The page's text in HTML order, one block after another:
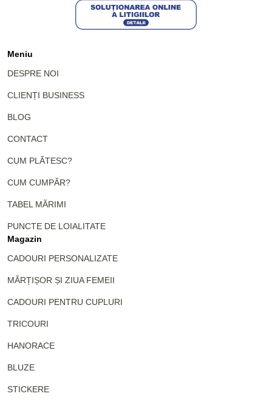
Meniu
DESPRE NOI
CLIENȚI BUSINESS
BLOG
CONTACT
CUM PLĂTESC?
CUM CUMPĂR?
TABEL MĂRIMI
PUNCTE DE LOIALITATE
Magazin
CADOURI PERSONALIZATE
MĂRȚIȘOR ȘI ZIUA FEMEII
CADOURI PENTRU CUPLURI
TRICOURI
HANORACE
BLUZE
STICKERE